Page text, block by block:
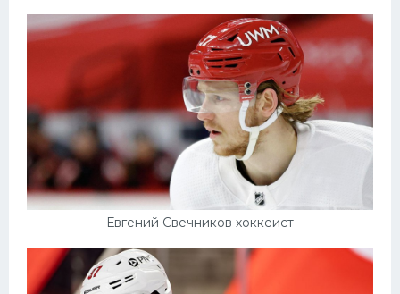
Евгений Свечников хоккеист